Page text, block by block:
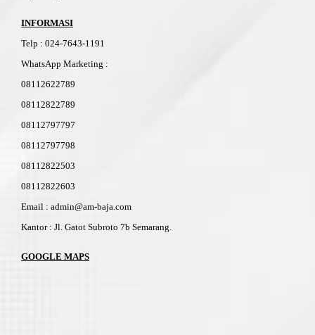
INFORMASI
Telp : 024-7643-11 91
WhatsApp Marketing :
08112622789
08112822789
08112797797
08112797798
08112822503
08112822603
Email : admin@am-baja.com
Kantor : Jl. Gatot Subroto 7b Semarang.
GOOGLE MAPS